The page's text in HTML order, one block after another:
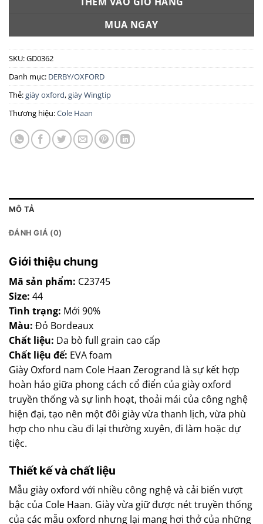
MUA NGAY
SKU:GD0362
Danh mục: DERBY/OXFORD
Thẻ:giày oxford,giày Wingtip
Thương hiệu:Cole Haan
MÔ TẢ
ĐÁNH GIÁ (0)
Giới thiệu chung
Mã sản phẩm: C23745
Size: 44
Tình trạng: Mới 90%
Màu: Đỏ Bordeaux
Chất liệu: Da bò full grain cao cấp
Chất liệu đế: EVA foam
Giày Oxford nam Cole Haan Zerogrand là sự kết hợp
hoàn hảo giữa phong cách cổ điển của giày oxford
truyền thống và sự linh hoạt, thoải mái của công nghệ
hiện đại, tạo nên một đôi giày vừa thanh lịch, vừa phù
hợp cho nhu cầu đi lại thường xuyên, đi làm hoặc dự
tiệc.
Thiết kế và chất liệu
Mẫu giày oxford với nhiều công nghệ và cải biến vượt
bậc của Cole Haan. Giày vừa giữ được nét truyền thống
của các mẫu oxford nhưng lại mang hơi thở của những